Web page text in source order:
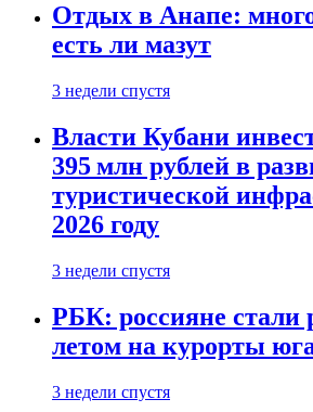
Отдых в Анапе:
есть ли мазут
3 недели спустя
Власти Кубани
395 млн рублей в
туристической
2026 году
3 недели спустя
РБК: россияне стали
летом на курорты
3 недели спустя